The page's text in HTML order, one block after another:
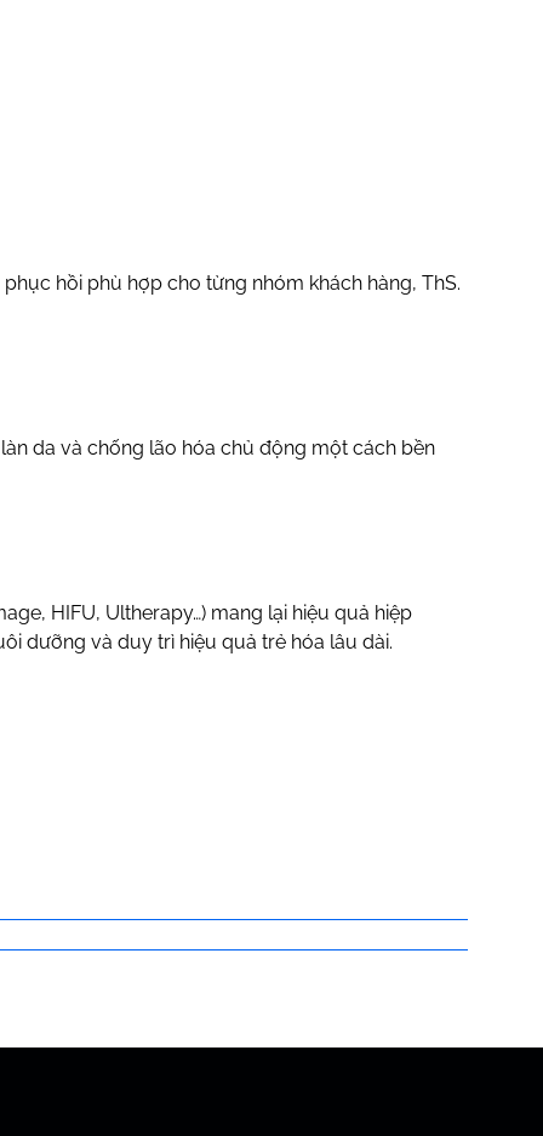
hồi phù hợp cho từng nhóm khách hàng, ThS.
da và chống lão hóa chủ động một cách bền
HIFU, Ultherapy…) mang lại hiệu quả hiệp
dưỡng và duy trì hiệu quả trẻ hóa lâu dài.